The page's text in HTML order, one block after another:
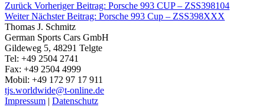
Zurück Vorheriger Beitrag: Porsche 993 CUP – ZSS398104
Weiter Nächster Beitrag: Porsche 993 Cup – ZSS398XXX
Thomas J. Schmitz
German Sports Cars GmbH
Gildeweg 5, 48291 Telgte
Tel: +49 2504 2741
Fax: +49 2504 4999
Mobil: +49 172 97 17 911
tjs.worldwide@t-online.de
Impressum | Datenschutz